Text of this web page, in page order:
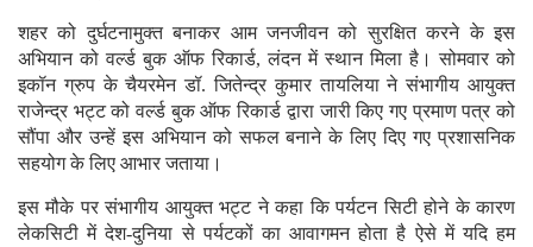
शहर को दुर्घटनामुक्त बनाकर आम जनजीवन को सुरक्षित करने के इस
अभियान को वर्ल्ड बुक ऑफ रिकार्ड, लंदन में स्थान मिला है। सोमवार को
इकॉन ग्रुप के चैयरमेन डॉ. जितेन्द्र कुमार तायलिया ने संभागीय आयुक्त
राजेन्द्र भट्ट को वर्ल्ड बुक ऑफ रिकार्ड द्वारा जारी किए गए प्रमाण पत्र को
सौंपा और उन्हें इस अभियान को सफल बनाने के लिए दिए गए प्रशासनिक
सहयोग के लिए आभार जताया।
इस मौके पर संभागीय आयुक्त भट्ट ने कहा कि पर्यटन सिटी होने के कारण
लेकसिटी में देश-दुनिया से पर्यटकों का आवागमन होता है ऐसे में यदि हम